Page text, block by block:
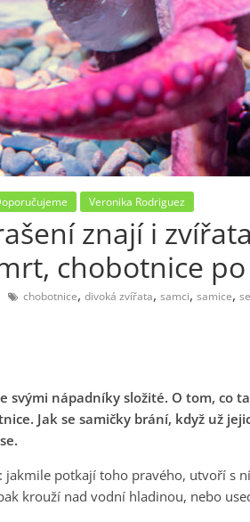
Veronika Rodriguez
znají i
chobotnice
chobotnice, divoká zvířata, samci, samice,
svými nápadníky složité. O tom, co
Jak se samičky brání, když už
jakmile potkají toho pravého, utvoří s
krouží nad vodní hladinou, nebo